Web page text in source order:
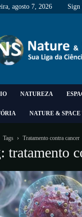
agosto 7, 2026 Sign
&
Space
NATUREZA
NATURE &
Tags Tratamento contra cancer
tratamento